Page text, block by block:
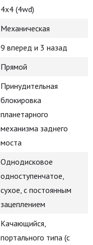
4х4 (4wd)
Механическая
9 вперед и 3 назад
Прямой
Принудительная
блокировка
планетарного
механизма заднего
моста
Однодисковое
одноступенчатое,
сухое, с постоянным
зацеплением
Качающийся,
портального типа (с